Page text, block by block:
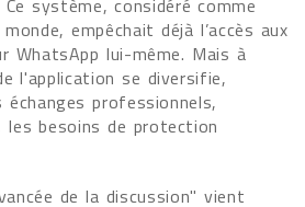
système, considéré comme
empêchait déjà l’accès aux
WhatsApp lui-même. Mais à
l'application se diversifie,
professionnels,
les besoins de protection
de la discussion" vient